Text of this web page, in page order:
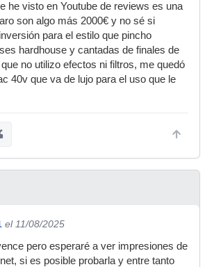
he visto en Youtube de reviews es una
son algo más 2000€ y no sé si
para el estilo que pincho
hardhouse y cantadas de finales de
no utilizo efectos ni filtros, me quedó
40v que va de lujo para el uso que le
el 11/08/2025
pero esperaré a ver impresiones de
si es posible probarla y entre tanto